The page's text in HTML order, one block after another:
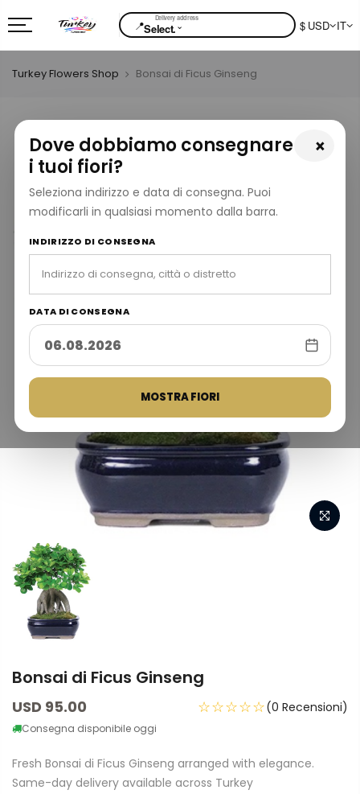
📍Select.⌄ $ USD IT
×
Dove dobbiamo consegnare
i tuoi fiori?
Seleziona indirizzo e data di consegna. Puoi
modificarli in qualsiasi momento dalla barra.
INDIRIZZO DI CONSEGNA
DATA DI CONSEGNA
MOSTRA FIORI
Turkey Flowers Shop Bonsai di Ficus Ginseng
Bonsai di Ficus Ginseng
USD 95.00
Consegna disponibile oggi
☆☆☆☆☆(0 Recensioni)
Fresh Bonsai di Ficus Ginseng arranged with elegance.
Same-day delivery available across Turkey